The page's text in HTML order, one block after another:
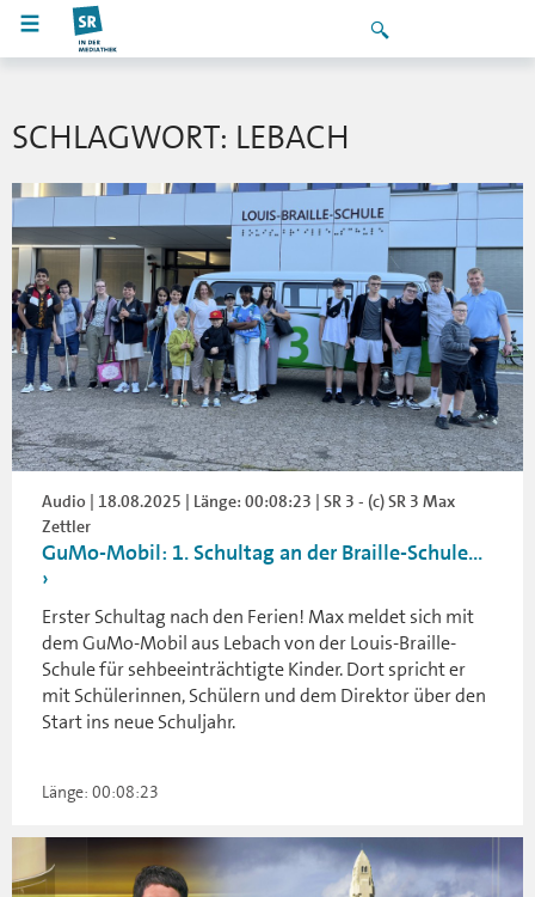
SCHLAGWORT: LEBACH
Audio | 18.08.2025 | Länge: 00:08:23 | SR 3 - (c) SR 3 Max
Zettler
GuMo-Mobil: 1. Schultag an der Braille-Schule...
Erster Schultag nach den Ferien! Max meldet sich mit
dem GuMo-Mobil aus Lebach von der Louis-Braille-
Schule für sehbeeinträchtigte Kinder. Dort spricht er
mit Schülerinnen, Schülern und dem Direktor über den
Start ins neue Schuljahr.
Länge: 00:08:23